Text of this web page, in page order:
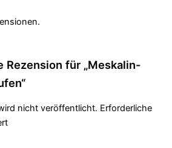
Rezension für „Meskalin-
nicht veröffentlicht. Erforderliche